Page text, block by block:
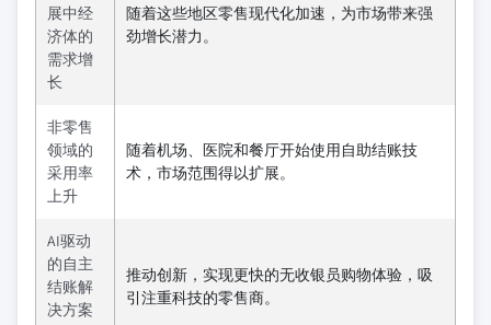
展中经
济体的
需求增
长
随着这些地区零售现代化加速，为市场带来强
劲增长潜力。
非零售
领域的
采用率
上升
随着机场、医院和餐厅开始使用自助结账技
术，市场范围得以扩展。
AI驱动
的自主
结账解
决方案
推动创新，实现更快的无收银员购物体验，吸
引注重科技的零售商。